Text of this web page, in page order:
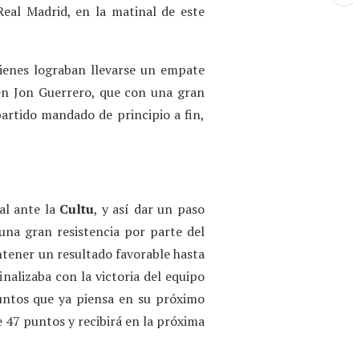
Madrid, en la matinal de este
lograban llevarse un empate
Jon Guerrero, que con una gran
mandado de principio a fin,
ante la Cultu, y así dar un paso
gran resistencia por parte del
un resultado favorable hasta
con la victoria del equipo
que ya piensa en su próximo
puntos y recibirá en la próxima